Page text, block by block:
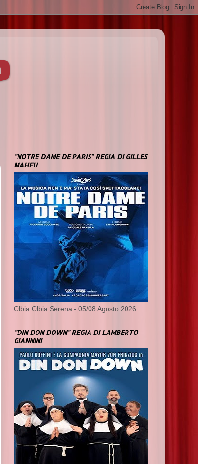
"NOTRE DAME DE PARIS" REGIA DI GILLES
MAHEU
Olbia Olbia Serena - 05/08 Agosto 2026
"DIN DON DOWN" REGIA DI LAMBERTO
GIANNINI